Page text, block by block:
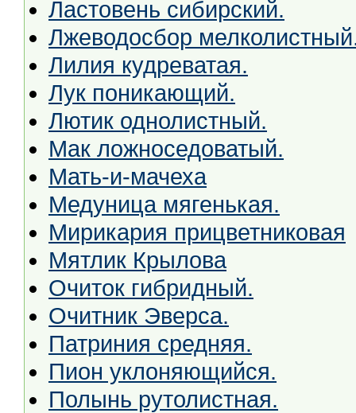
Ластовень сибирский.
Лжеводосбор
Лилия кудреватая.
Лук поникающий.
Лютик однолистный.
Мак ложноседоватый.
Мать-и-мачеха
Медуница мягенькая.
Мирикария прицветниковая
Мятлик Крылова
Очиток гибридный.
Очитник Эверса.
Патриния средняя.
Пион уклоняющийся.
Полынь рутолистная.